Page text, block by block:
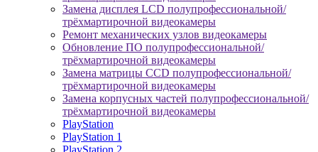
Замена дисплея LCD полупрофессиональной/
трёхмартирочной видеокамеры
Ремонт механических узлов видеокамеры
Обновление ПО полупрофессиональной/
трёхмартирочной видеокамеры
Замена матрицы CCD полупрофессиональной/
трёхмартирочной видеокамеры
Замена корпусных частей полупрофессиональной/
трёхмартирочной видеокамеры
PlayStation
PlayStation 1
PlayStation 2